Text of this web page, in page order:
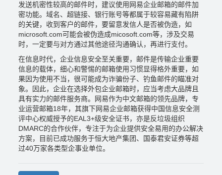
发送机密性较高的邮件时，建议使用网易企业邮箱的邮件加
密功能。域名、超链接、银行账号等都属于较容易藏有陷阱
的关键，收到客户的邮件，要留意发信人是否被伪造，如
microsoft.com可能会被伪造成micosoft.com等，涉及交易
时，一定要与对方通过其他途径沟通确认，再进行支付。
在信息时代，企业信息安全至关重要，邮件是传输企业重要
信息的载体，细心和警惕的邮箱使用习惯显得格外重要，如
果因为使用不当，很可能成为诈骗份子、钓鱼邮件的瞄准对
象。因此，企业在选择外包企业邮箱时，应当考虑大品牌且
具有实力的邮件服务商。网易作为中文邮箱的领先品牌，专
业运营邮箱18年，其旗下网易企业邮箱获得中国信息安全测
评中心权威授予的EAL3+级安全证书，亦是反垃圾组织
DMARC的合作伙伴，专注于为企业提供安全易用的办公解决
方案，目前已成功服务于恒大地产集团、国泰君安证券等超
过40万家各类型企事业单位。